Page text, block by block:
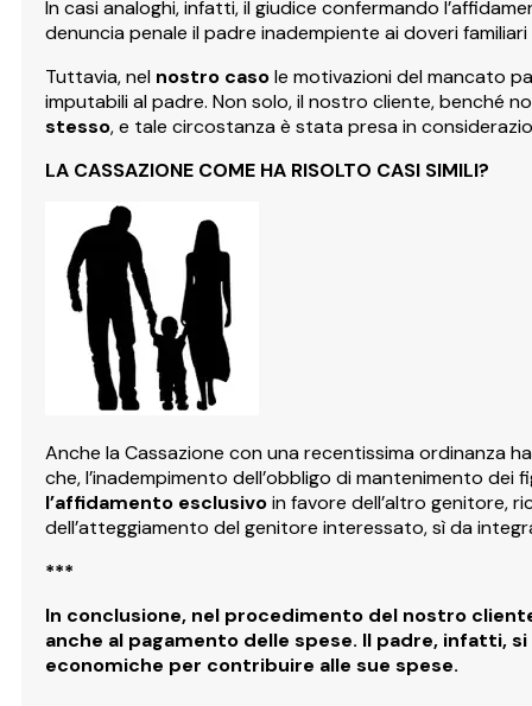
In casi analoghi, infatti, il giudice confermando
denuncia penale il padre inadempiente ai doveri
Tuttavia, nel nostro casole motivazioni del mancato
imputabili al padre. Non solo, il nostro cliente, benché
stesso, e tale circostanza è stata presa in
LA CASSAZIONE COME HA RISOLTO CASI SIMILI?
Anche la Cassazione con una recentissima ordinanza
che, l’inadempimento dell’obbligo di mantenimento
l’affidamento esclusivoin favore dell’altro genitore,
dell’atteggiamento del genitore interessato, sì da
***
In conclusione, nel procedimento del nostro
anche al pagamento delle spese. Il padre, infatti,
economiche per contribuire alle sue spese.